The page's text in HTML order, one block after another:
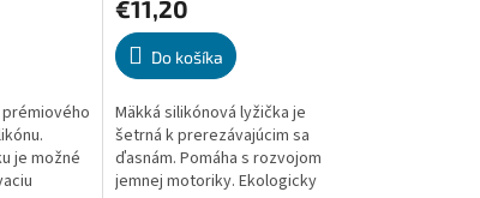
je možné
produktu
je
5,0
z
5
hviezdičiek.
€11,20
Do košíka
Mäkká silikónová lyžička je
šetrná k prerezávajúcim sa
ďasnám. Pomáha s rozvojom
jemnej motoriky. Ekologicky